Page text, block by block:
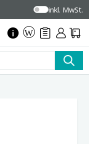
inkl. MwSt.